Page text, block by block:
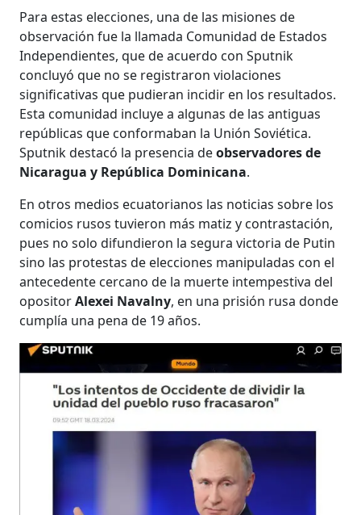
Para estas elecciones, una de las misiones de
observación fue la llamada Comunidad de Estados
Independientes, que de acuerdo con Sputnik
concluyó que no se registraron violaciones
significativas que pudieran incidir en los resultados.
Esta comunidad incluye a algunas de las antiguas
repúblicas que conformaban la Unión Soviética.
Sputnik destacó la presencia deobservadores de
Nicaragua y República Dominicana.
En otros medios ecuatorianos las noticias sobre los
comicios rusos tuvieron más matiz y contrastación,
pues no solo difundieron la segura victoria de Putin
sino las protestas de elecciones manipuladas con el
antecedente cercano de la muerte intempestiva del
opositorAlexei Navalny, en una prisión rusa donde
cumplía una pena de 19 años.